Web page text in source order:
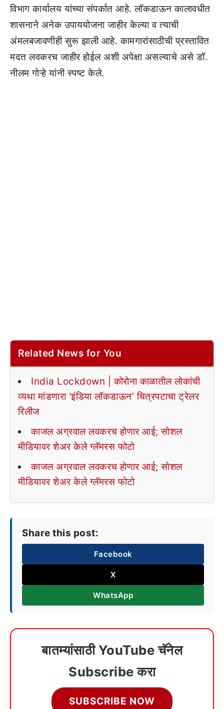
विभाग कार्यालय यांच्या संपर्कात आहे. लॉकडाऊन कालावधीत
शासनाने अनेक उपाययोजना जाहीर केल्या व त्याची
अंमलबजावणीही सुरू झाली आहे. कामगारांसाठीची प्रस्तावित
मदत लवकरच जाहीर होईल अशी अपेक्षा असल्याचे असे डॉ.
नीलम गोऱ्हे यांनी स्पष्ट केले.
Related News for You
India Lockdown | कोरोना काळातील लोकांची
व्यथा मांडणारा ‘इंडिया लॉकडाऊन’ चित्रपटाचा ट्रेलर
रिलीज
काजल अग्रवाल लवकरच होणार आई; सोशल
मीडियावर शेअर केले ग्लॅमरस फोटो
काजल अग्रवाल लवकरच होणार आई; सोशल
मीडियावर शेअर केले ग्लॅमरस फोटो
Share this post:
Facebook
X
WhatsApp
बातम्यांसाठी YouTube चॅनेल
Subscribe करा
SUBSCRIBE NOW